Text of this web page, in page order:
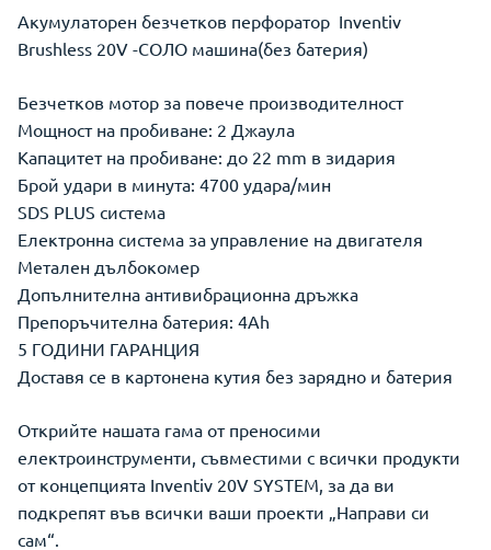
Акумулаторен безчетков перфоратор Inventiv
Brushless 20V -СОЛО машина(без батерия)
Безчетков мотор за повече производителност
Мощност на пробиване: 2 Джаула
Капацитет на пробиване: до 22 mm в зидария
Брой удари в минута: 4700 удара/мин
SDS PLUS система
Електронна система за управление на двигателя
Метален дълбокомер
Допълнителна антивибрационна дръжка
Препоръчителна батерия: 4Ah
5 ГОДИНИ ГАРАНЦИЯ
Доставя се в картонена кутия без зарядно и батерия
Открийте нашата гама от преносими
електроинструменти, съвместими с всички продукти
от концепцията Inventiv 20V SYSTEM, за да ви
подкрепят във всички ваши проекти „Направи си
сам“.